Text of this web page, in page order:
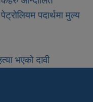
पदार्थमा मुल्य
भएको दावी